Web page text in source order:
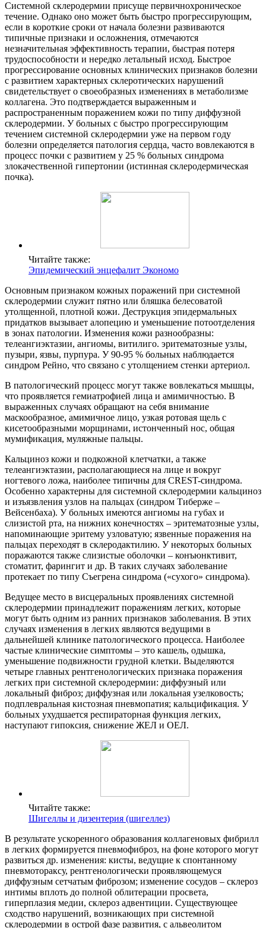
Системной склеродермии присуще первичнохроническое
течение. Однако оно может быть быстро прогрессирующим,
если в короткие сроки от начала болезни развиваются
типичные признаки и осложнения, отмечаются
незначительная эффективность терапии, быстрая потеря
трудоспособности и нередко летальный исход. Быстрое
прогрессирование основных клинических признаков болезни
с развитием характерных склеротических нарушений
свидетельствует о своеобразных изменениях в метаболизме
коллагена. Это подтверждается выраженным и
распространенным поражением кожи по типу диффузной
склеродермии. У больных с быстро прогрессирующим
течением системной склеродермии уже на первом году
болезни определяется патология сердца, часто вовлекаются в
процесс почки с развитием у 25 % больных синдрома
злокачественной гипертонии (истинная склеродермическая
почка).
Читайте также:
Эпидемический энцефалит Экономо
Основным признаком кожных поражений при системной
склеродермии служит пятно или бляшка белесоватой
утолщенной, плотной кожи. Деструкция эпидермальных
придатков вызывает алопецию и уменьшение потоотделения
в зонах патологии. Изменения кожи разнообразны:
телеангиэктазии, ангиомы, витилиго. эритематозные узлы,
пузыри, язвы, пурпура. У 90-95 % больных наблюдается
синдром Рейно, что связано с утолщением стенки артериол.
В патологический процесс могут также вовлекаться мышцы,
что проявляется гемиатрофией лица и амимичностью. В
выраженных случаях обращают на себя внимание
маскообразное, амимичное лицо, узкая ротовая щель с
кисетообразными морщинами, истонченный нос, общая
мумификация, муляжные пальцы.
Кальциноз кожи и подкожной клетчатки, а также
телеангиэктазии, располагающиеся на лице и вокруг
ногтевого ложа, наиболее типичны для CREST-синдрома.
Особенно характерны для системной склеродермии кальциноз
и изъязвления узлов на пальцах (синдром Тиберже –
Вейсенбаха). У больных имеются ангиомы на губах и
слизистой рта, на нижних конечностях – эритематозные узлы,
напоминающие эритему узловатую; язвенные поражения на
пальцах переходят в склеродактилию. У некоторых больных
поражаются также слизистые оболочки – конъюнктивит,
стоматит, фарингит и др. В таких случаях заболевание
протекает по типу Съегрена синдрома («сухого» синдрома).
Ведущее место в висцеральных проявлениях системной
склеродермии принадлежит поражениям легких, которые
могут быть одним из ранних признаков заболевания. В этих
случаях изменения в легких являются ведущими в
дальнейшей клинике патологического процесса. Наиболее
частые клинические симптомы – это кашель, одышка,
уменьшение подвижности грудной клетки. Выделяются
четыре главных рентгенологических признака поражения
легких при системной склеродермии: диффузный или
локальный фиброз; диффузная или локальная узелковость;
подплевральная кистозная пневмопатия; кальцификация. У
больных ухудшается респираторная функция легких,
наступают гипоксия, снижение ЖЕЛ и ОЕЛ.
Читайте также:
Шигеллы и дизентерия (шигеллез)
В результате ускоренного образования коллагеновых фибрилл
в легких формируется пневмофиброз, на фоне которого могут
развиться др. изменения: кисты, ведущие к спонтанному
пневмотораксу, рентгенологически проявляющемуся
диффузным сетчатым фиброзом; изменение сосудов – склероз
интимы вплоть до полной облитерации просвета,
гиперплазия медии, склероз адвентиции. Существующее
сходство нарушений, возникающих при системной
склеродермии в острой фазе развития, с альвеолитом